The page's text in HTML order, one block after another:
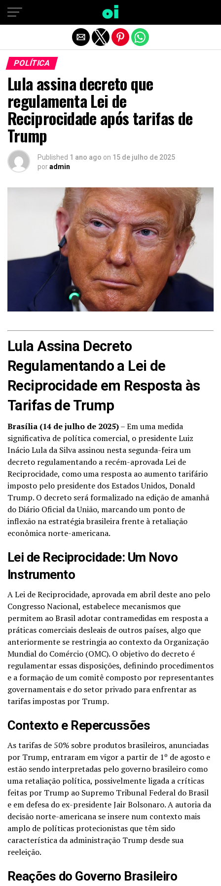
POLÍTICA
Lula assina decreto que
regulamenta Lei de
Reciprocidade após tarifas de
Trump
Published 1 ano ago on 15 de julho de 2025
poradmin
Lula Assina Decreto
Regulamentando a Lei de
Reciprocidade em Resposta às
Tarifas de Trump
Brasília (14 de julho de 2025)– Em uma medida
significativa de política comercial, o presidente Luiz
Inácio Lula da Silva assinou nesta segunda-feira um
decreto regulamentando a recém-aprovada Lei de
Reciprocidade, como uma resposta ao aumento tarifário
imposto pelo presidente dos Estados Unidos, Donald
Trump. O decreto será formalizado na edição de amanhã
do Diário Oficial da União, marcando um ponto de
inflexão na estratégia brasileira frente à retaliação
econômica norte-americana.
Lei de Reciprocidade: Um Novo
Instrumento
A Lei de Reciprocidade, aprovada em abril deste ano pelo
Congresso Nacional, estabelece mecanismos que
permitem ao Brasil adotar contramedidas em resposta a
práticas comerciais desleais de outros países, algo que
anteriormente se restringia ao contexto da Organização
Mundial do Comércio (OMC). O objetivo do decreto é
regulamentar essas disposições, definindo procedimentos
e a formação de um comitê composto por representantes
governamentais e do setor privado para enfrentar as
tarifas impostas por Trump.
Contexto e Repercussões
As tarifas de 50% sobre produtos brasileiros, anunciadas
por Trump, entraram em vigor a partir de 1º de agosto e
estão sendo interpretadas pelo governo brasileiro como
uma retaliação política, possivelmente ligada a críticas
feitas por Trump ao Supremo Tribunal Federal do Brasil
e em defesa do ex-presidente Jair Bolsonaro. A autoria da
decisão norte-americana se insere num contexto mais
amplo de políticas protecionistas que têm sido
característica da administração Trump desde sua
reeleição.
Reações do Governo Brasileiro
Sair da versão mobile